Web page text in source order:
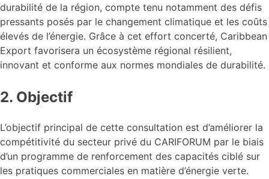
durabilité de la région, compte tenu notamment des défis
pressants posés par le changement climatique et les coûts
élevés de l’énergie. Grâce à cet effort concerté, Caribbean
Export favorisera un écosystème régional résilient,
innovant et conforme aux normes mondiales de durabilité.
2. Objectif
L’objectif principal de cette consultation est d’améliorer la
compétitivité du secteur privé du CARIFORUM par le biais
d’un programme de renforcement des capacités ciblé sur
les pratiques commerciales en matière d’énergie verte.